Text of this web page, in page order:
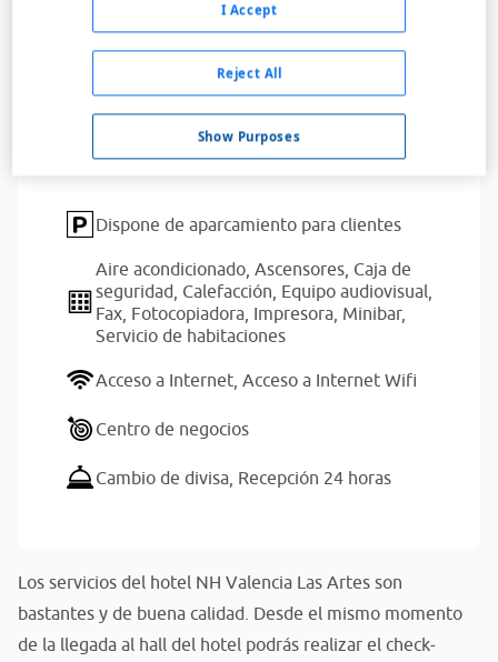
Bares,Campo de golf,Piscina interior,
Playa,Restaurantes,Sala de conferencias
Adaptado para discapacitados
Cuarto para bicicletas,Gimnasio,
Servicio de lavandería
Dispone de aparcamiento para clientes
Aire acondicionado, Ascensores, Caja de
seguridad, Calefacción, Equipo audiovisual,
Fax, Fotocopiadora, Impresora, Minibar,
Servicio de habitaciones
Acceso a Internet, Acceso a Internet Wifi
Centro de negocios
Cambio de divisa, Recepción 24 horas
Los servicios del hotel NH Valencia Las Artes son
bastantes y de buena calidad. Desde el mismo momento
de la llegada al hall del hotel podrás realizar el check-
Show Purposes
Reject All
I Accept